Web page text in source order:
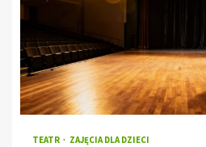
TEATR ZAJĘCIA DLA DZIECI